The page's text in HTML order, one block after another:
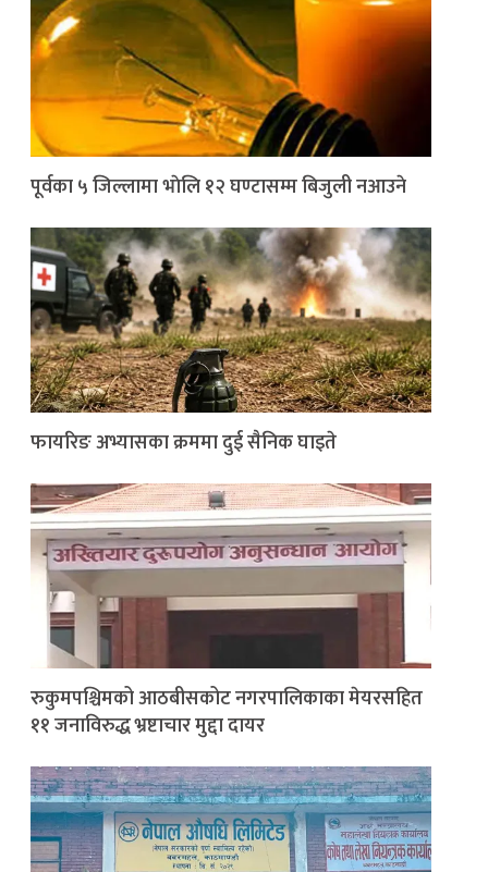
पूर्वका ५ जिल्लामा भाेलि १२ घण्टासम्म बिजुली नआउने
फायरिङ अभ्यासका क्रममा दुई सैनिक घाइते
रुकुमपश्चिमको आठबीसकोट नगरपालिकाका मेयरसहित
११ जनाविरुद्ध भ्रष्टाचार मुद्दा दायर